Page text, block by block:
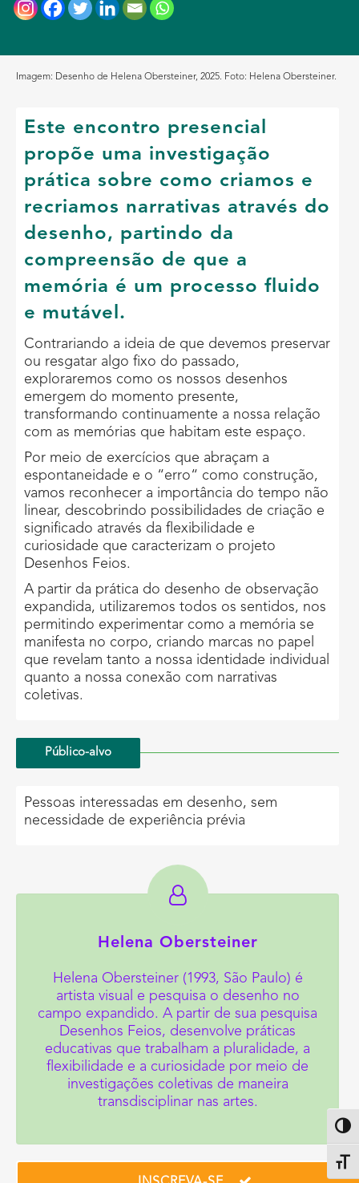
Imagem: Desenho de Helena Obersteiner, 2025. Foto: Helena Obersteiner.
Este encontro presencial
propõe uma investigação
prática sobre como criamos e
recriamos narrativas através do
desenho, partindo da
compreensão de que a
memória é um processo fluido
e mutável.
Contrariando a ideia de que devemos preservar
ou resgatar algo fixo do passado,
exploraremos como os nossos desenhos
emergem do momento presente,
transformando continuamente a nossa relação
com as memórias que habitam este espaço.
Por meio de exercícios que abraçam a
espontaneidade e o “erro“ como construção,
vamos reconhecer a importância do tempo não
linear, descobrindo possibilidades de criação e
significado através da flexibilidade e
curiosidade que caracterizam o projeto
Desenhos Feios.
A partir da prática do desenho de observação
expandida, utilizaremos todos os sentidos, nos
permitindo experimentar como a memória se
manifesta no corpo, criando marcas no papel
que revelam tanto a nossa identidade individual
quanto a nossa conexão com narrativas
coletivas.
Público-alvo
Pessoas interessadas em desenho, sem
necessidade de experiência prévia
Helena Obersteiner
Helena Obersteiner (1993, São Paulo) é
artista visual e pesquisa o desenho no
campo expandido. A partir de sua pesquisa
Desenhos Feios, desenvolve práticas
educativas que trabalham a pluralidade, a
flexibilidade e a curiosidade por meio de
investigações coletivas de maneira
transdisciplinar nas artes.